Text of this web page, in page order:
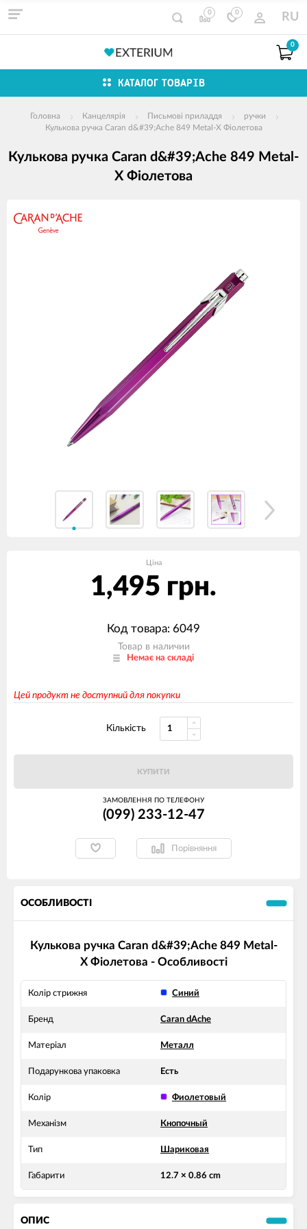
0 0 RU
0
КАТАЛОГ ТОВАРІВ
Головна Канцелярія Письмові приладдя
ручки
Кулькова ручка Caran d&#39;Ache 849 Metal-X Фіолетова
Кулькова ручка Caran d&#39;Ache 849 Metal-
X Фіолетова
зображення
продуктів
Ціна
1,495 грн.
Код товара: 6049
Товар в наличии
Немає на складі
Цей продукт не доступний для покупки
Кількість
КУПИТИ
ЗАМОВЛЕННЯ ПО ТЕЛЕФОНУ
(099) 233-12-47
Порівняння
ОСОБЛИВОСТІ
Кулькова ручка Caran d&#39;Ache 849 Metal-
X Фіолетова - Особливості
Колір стрижня Синий
Бренд Caran dAche
Матеріал Металл
Подарункова упаковка Есть
Колір Фиолетовый
Механізм Кнопочный
Тип Шариковая
Габарити 12.7 × 0.86 cm
ОПИС